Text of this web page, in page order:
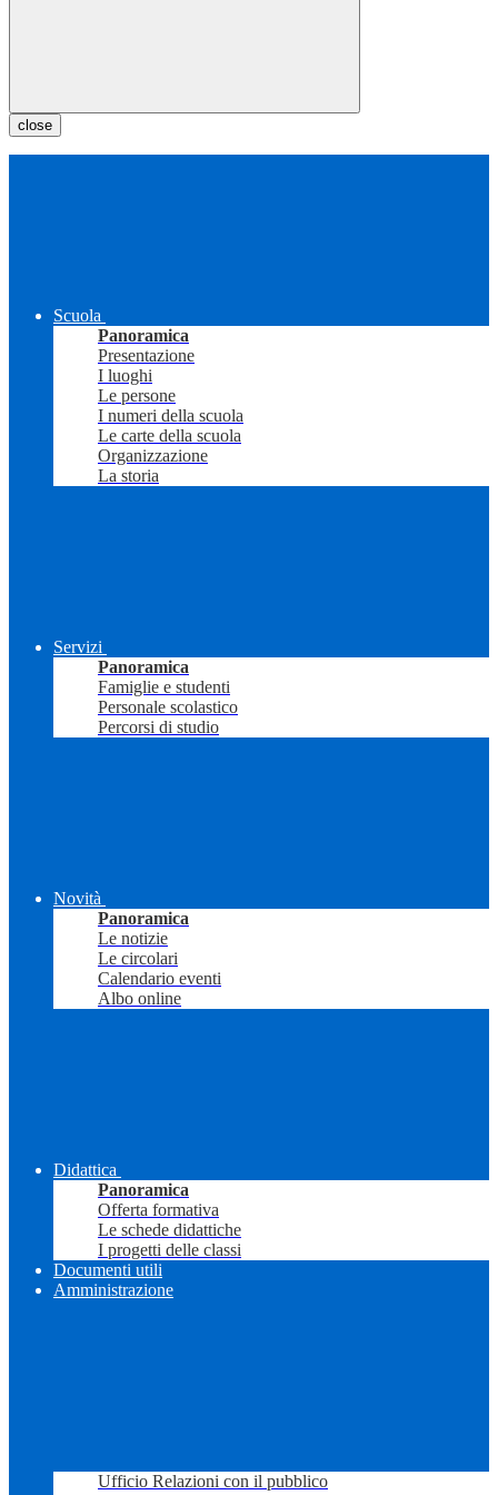
close
Scuola
Panoramica
Presentazione
I luoghi
Le persone
I numeri della scuola
Le carte della scuola
Organizzazione
La storia
Servizi
Panoramica
Famiglie e studenti
Personale scolastico
Percorsi di studio
Novità
Panoramica
Le notizie
Le circolari
Calendario eventi
Albo online
Didattica
Panoramica
Offerta formativa
Le schede didattiche
I progetti delle classi
Documenti utili
Amministrazione
Ufficio Relazioni con il pubblico